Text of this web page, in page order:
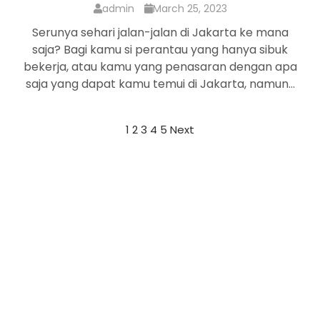
admin March 25, 2023
Serunya sehari jalan-jalan di Jakarta ke mana
saja? Bagi kamu si perantau yang hanya sibuk
bekerja, atau kamu yang penasaran dengan apa
saja yang dapat kamu temui di Jakarta, namun…
1 23 4 5 Next